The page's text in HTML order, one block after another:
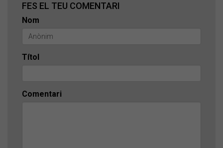
FES EL TEU COMENTARI
Nom
Títol
Comentari